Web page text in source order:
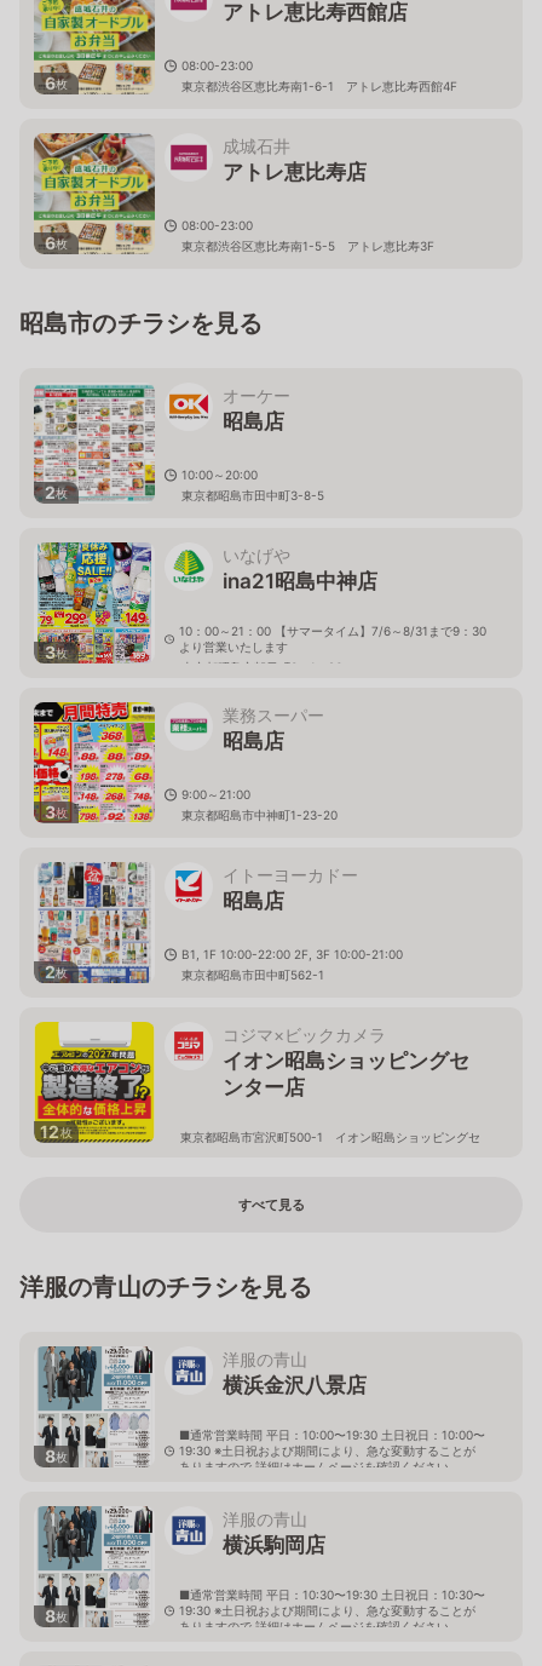
6枚
アトレ恵比寿西館店
08:00-23:00
東京都渋谷区恵比寿南1-6-1 アトレ恵比寿西館4F
6枚
成城石井
アトレ恵比寿店
08:00-23:00
東京都渋谷区恵比寿南1-5-5 アトレ恵比寿3F
昭島市のチラシを見る
2枚
オーケー
昭島店
10:00～20:00
東京都昭島市田中町3-8-5
3枚
いなげや
ina21昭島中神店
10：00～21：00 【サマータイム】7/6～8/31まで9：30
より営業いたします
東京都昭島市朝日町3－1－26
3枚
業務スーパー
昭島店
9:00～21:00
東京都昭島市中神町1-23-20
2枚
イトーヨーカドー
昭島店
B1, 1F 10:00-22:00 2F, 3F 10:00-21:00
東京都昭島市田中町562-1
12枚
コジマ×ビックカメラ
イオン昭島ショッピングセ
ンター店
東京都昭島市宮沢町500-1 イオン昭島ショッピングセ
すべて見る
洋服の青山のチラシを見る
8枚
洋服の青山
横浜金沢八景店
■通常営業時間 平日：10:00〜19:30 土日祝日：10:00〜
19:30 ※土日祝および期間により、急な変動することが
ありますので 詳細はホームページを確認ください
8枚
洋服の青山
横浜駒岡店
■通常営業時間 平日：10:30〜19:30 土日祝日：10:30〜
19:30 ※土日祝および期間により、急な変動することが
ありますので 詳細はホームページを確認ください